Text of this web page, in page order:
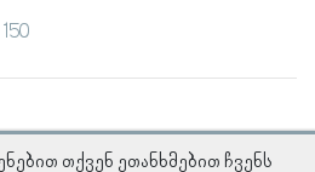
თქვენ ეთანხმებით ჩვენს